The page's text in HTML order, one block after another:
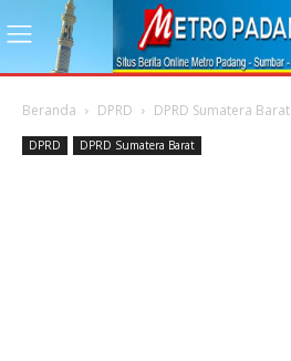
Beranda DPRD DPRD Sumatera Barat
DPRD DPRD Sumatera Barat